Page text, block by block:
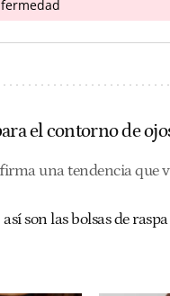
el contorno de
una tendencia que
son las bolsas de